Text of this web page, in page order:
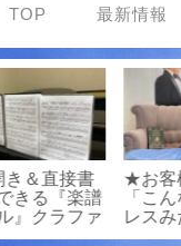
TOP 最新情報
お客様写真館/発表
会衣装専門店エンジ
ェルスクローゼット